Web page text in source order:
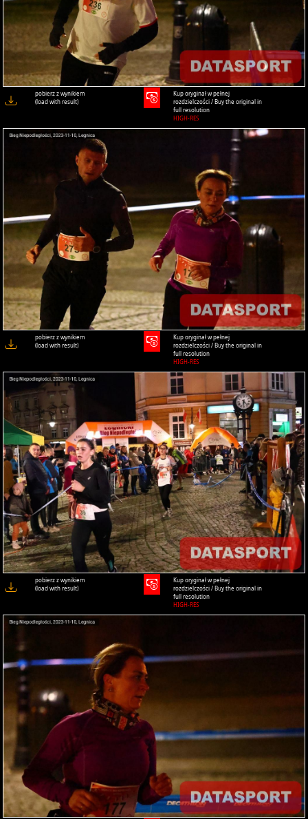
pobierz z wynikiem
(load with result)
Kup oryginał w pełnej
rozdzielczości / Buy the original in
full resolution
HIGH-RES
pobierz z wynikiem
(load with result)
Kup oryginał w pełnej
rozdzielczości / Buy the original in
full resolution
HIGH-RES
pobierz z wynikiem
(load with result)
Kup oryginał w pełnej
rozdzielczości / Buy the original in
full resolution
HIGH-RES